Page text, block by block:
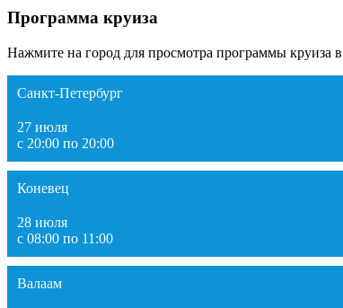
Программа круиза
Нажмите на город для просмотра программы круиза
Санкт-Петербург
27 июля
с 20:00 по 20:00
Коневец
28 июля
с 08:00 по 11:00
Валаам